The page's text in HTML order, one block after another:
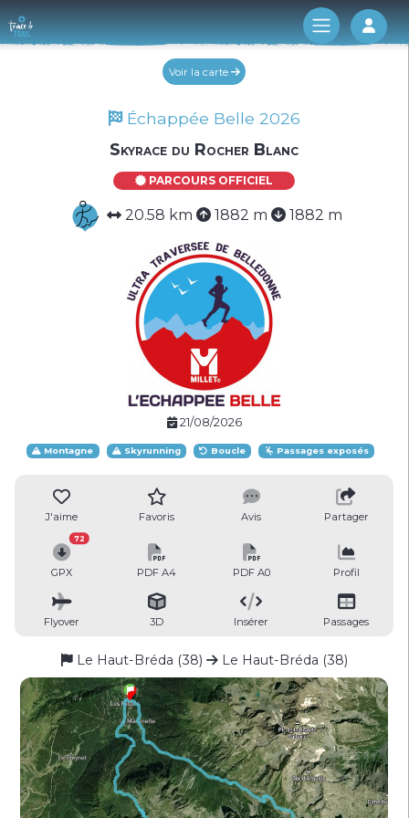
Log
Voir la carte
Échappée Belle 2026
Skyrace du Rocher Blanc
PARCOURS OFFICIEL
20.58 km 1882 m 1882 m
21/08/2026
Montagne Skyrunning Boucle Passages exposés
J'aime Favoris Avis Partager
GPX
72
PDF A4 PDF A0 Profil
Flyover 3D Insérer Passages
Le Haut-Bréda (38) Le Haut-Bréda (38)